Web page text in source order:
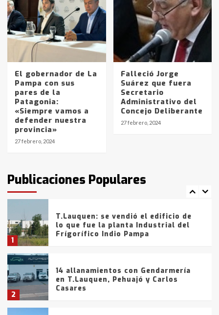
El gobernador de La
Pampa con sus
pares de la
Patagonia:
«Siempre vamos a
defender nuestra
provincia»
27 febrero, 2024
Falleció Jorge
Suárez que fuera
Secretario
Administrativo del
Concejo Deliberante
27 febrero, 2024
Publicaciones Populares
4
Accidente en Ruta 5: falleció un
joven de Trenque Lauquen
5
Los precios de los combustibles en
La Pampa, desde YPF hasta Axion
entre 857 a 1338 pesos
6
La Bolsa de Cereales de Bahía
Blanca anticipa que Agosto vendrá
con lluvias y heladas, en gran parte
de la provincia
fueron detenidos por
comercialización de drogas en la
tarde del sábado
1
T.Lauquen: se vendió el edificio de
lo que fue la planta Industrial del
Frígorífico Indio Pampa
2
14 allanamientos con Gendarmería
en T.Lauquen, Pehuajó y Carlos
Casares